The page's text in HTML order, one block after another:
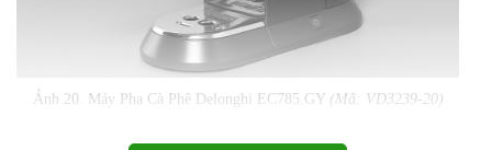
Ảnh 20. Máy Pha Cà Phê Delonghi EC785.GY (Mã: VD3239-20)